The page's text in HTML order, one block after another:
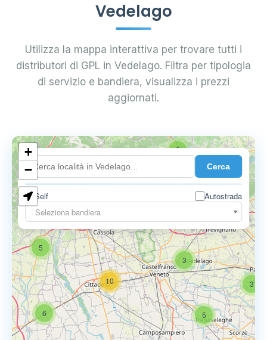
Vedelago
Utilizza la mappa interattiva per trovare tutti i
distributori di GPL in Vedelago. Filtra per tipologia
di servizio e bandiera, visualizza i prezzi
aggiornati.
Cerca
Self
Autostrada
Seleziona bandiera
3
3
2
5
6
5
6
10
+
−